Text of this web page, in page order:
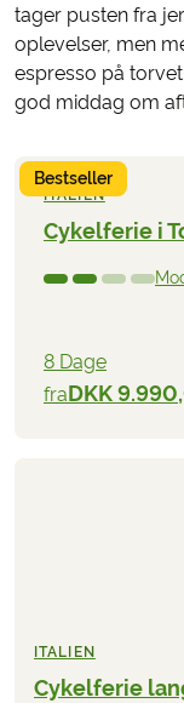
Bestseller
ITALIEN
Cykelferie i
8 Dage
fraDKK
tager pusten fra
oplevelser, men
espresso på
god middag om
ITALIEN
Cykelferie